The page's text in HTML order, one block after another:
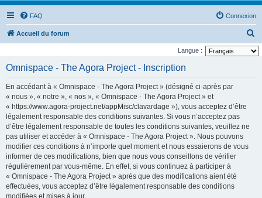
FAQ Connexion
Accueil du forum
e
Langue :
Omnispace - The Agora Project - Inscription
En accédant à « Omnispace - The Agora Project » (désigné ci-après par
« nous », « notre », « nos », « Omnispace - The Agora Project » et
« https://www.agora-project.net/appMisc/clavardage »), vous acceptez d’être
légalement responsable des conditions suivantes. Si vous n’acceptez pas
d’être légalement responsable de toutes les conditions suivantes, veuillez ne
pas utiliser et accéder à « Omnispace - The Agora Project ». Nous pouvons
modifier ces conditions à n’importe quel moment et nous essaierons de vous
informer de ces modifications, bien que nous vous conseillons de vérifier
régulièrement par vous-même. En effet, si vous continuez à participer à
« Omnispace - The Agora Project » après que des modifications aient été
effectuées, vous acceptez d’être légalement responsable des conditions
modifiées et mises à jour.